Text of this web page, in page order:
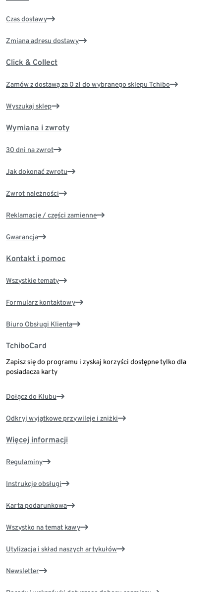
Czas dostawy
Zmiana adresu dostawy
Click & Collect
Zamów z dostawą za 0 zł do wybranego sklepu Tchibo
Wyszukaj sklep
Wymiana i zwroty
30 dni na zwrot
Jak dokonać zwrotu
Zwrot należności
Reklamacje / części zamienne
Gwarancja
Kontakt i pomoc
Wszystkie tematy
Formularz kontaktowy
Biuro Obsługi Klienta
TchiboCard
Zapisz się do programu i zyskaj korzyści dostępne tylko dla
posiadacza karty
Dołącz do Klubu
Odkryj wyjątkowe przywileje i zniżki
Więcej informacji
Regulaminy
Instrukcje obsługi
Karta podarunkowa
Wszystko na temat kawy
Utylizacja i skład naszych artykułów
Newsletter